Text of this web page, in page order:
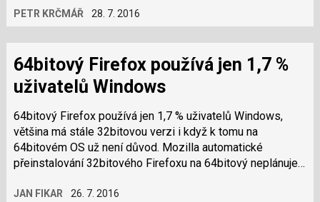
PETR KRČMÁŘ 28. 7. 2016
64bitový Firefox používá jen 1,7 %
uživatelů Windows
64bitový Firefox používá jen 1,7 % uživatelů Windows,
většina má stále 32bitovou verzi i když k tomu na
64bitovém OS už není důvod. Mozilla automatické
přeinstalování 32bitového Firefoxu na 64bitový neplánuje a
JAN FIKAR 26. 7. 2016